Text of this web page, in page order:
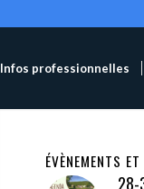
Infos professionnelles
ÉVÈNEMENTS
28-